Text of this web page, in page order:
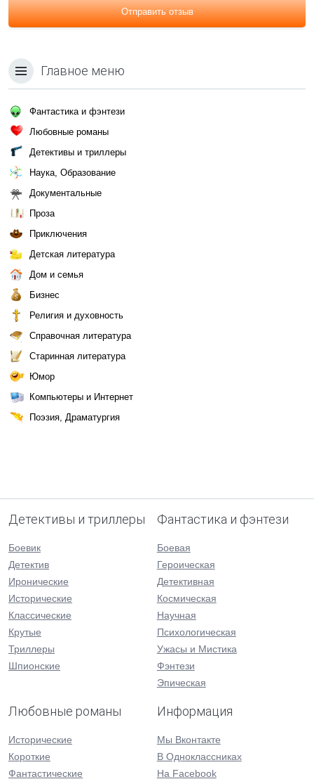
Отправить отзыв
Главное меню
Фантастика и фэнтези
Любовные романы
Детективы и триллеры
Наука, Образование
Документальные
Проза
Приключения
Детская литература
Дом и семья
Бизнес
Религия и духовность
Справочная литература
Старинная литература
Юмор
Компьютеры и Интернет
Поэзия, Драматургия
Детективы и триллеры
Боевик
Детектив
Иронические
Исторические
Классические
Крутые
Триллеры
Шпионские
Фантастика и фэнтези
Боевая
Героическая
Детективная
Космическая
Научная
Психологическая
Ужасы и Мистика
Фэнтези
Эпическая
Любовные романы
Исторические
Короткие
Фантастические
Информация
Мы Вконтакте
В Одноклассниках
На Facebook